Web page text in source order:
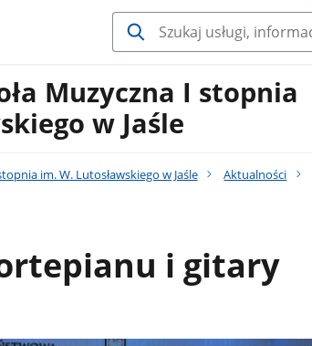
Muzyczna I stopnia
w Jaśle
im. W. Lutosławskiego w Jaśle Aktualności
i gitary